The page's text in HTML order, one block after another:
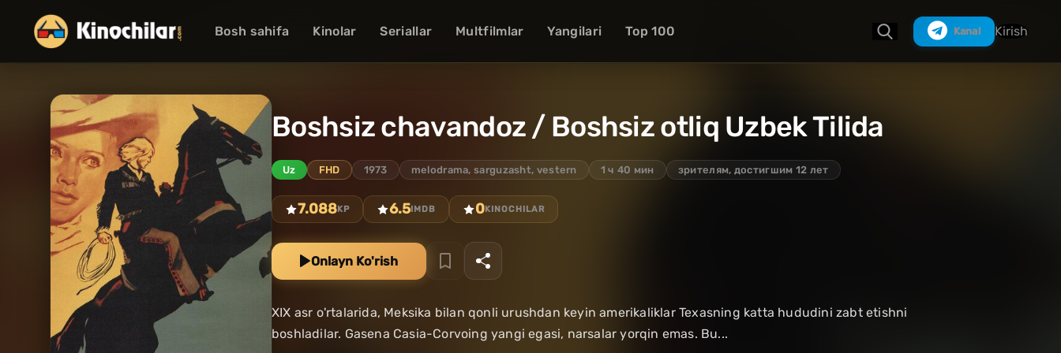
Bosh sahifa Kinolar Seriallar Multfilmlar Yangilari Top 100 Kanal Kirish
Izlash
Boshsiz chavandoz / Boshsiz otliq Uzbek Tilida
Uz FHD 1973 melodrama, sarguzasht, vestern 1 ч 40 мин зрителям, достигшим 12 лет
7.088KP 6.5IMDB 0KINOCHILAR
Onlayn Ko'rish
XIX asr o'rtalarida, Meksika bilan qonli urushdan keyin amerikaliklar Texasning katta hududini zabt etishni
boshladilar. Gasena Casia-Corvoing yangi egasi, narsalar yorqin emas. Bu...